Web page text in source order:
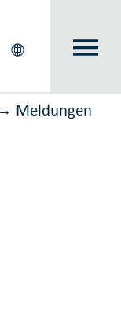
→ Meldungen